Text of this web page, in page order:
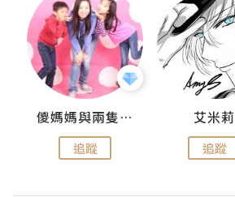
儍媽媽與兩隻小魔怪之家
追蹤
艾米莉
追蹤